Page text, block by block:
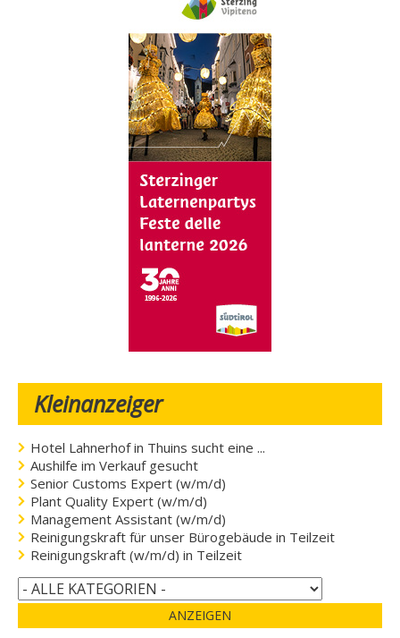
Kleinanzeiger
Hotel Lahnerhof in Thuins sucht eine ...
Aushilfe im Verkauf gesucht
Senior Customs Expert (w/m/d)
Plant Quality Expert (w/m/d)
Management Assistant (w/m/d)
Reinigungskraft für unser Bürogebäude in Teilzeit
Reinigungskraft (w/m/d) in Teilzeit
ANZEIGEN